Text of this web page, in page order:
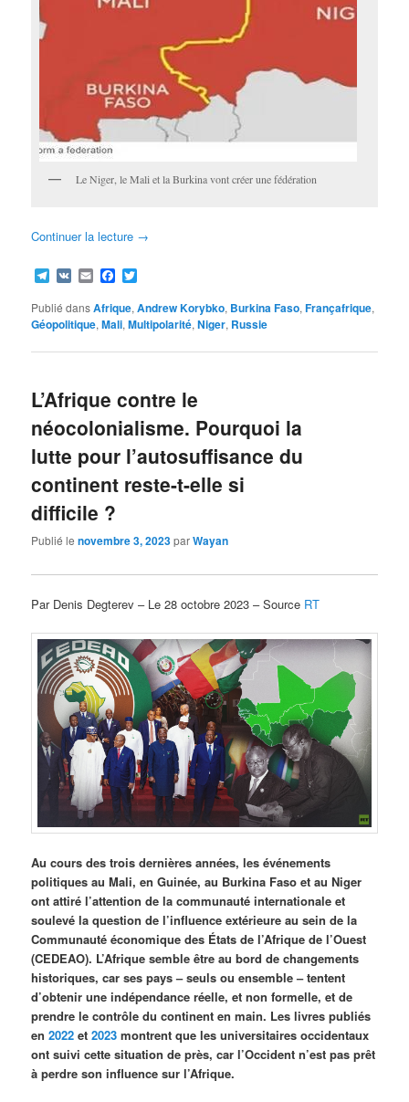
Le Niger, le Mali et la Burkina vont créer une fédération
Continuer la lecture →
Telegram
VK EmailFacebook
Publié dansAfrique,Andrew Korybko, Burkina Faso,Françafrique,
Géopolitique,Mali,Multipolarité,Niger, Russie
L’Afrique contre le
néocolonialisme. Pourquoi la
lutte pour l’autosuffisance du
continent reste-t-elle si
difficile ?
Publié lenovembre 3, 2023parWayan
Par Denis Degterev – Le 28 octobre 2023 – Source RT
Au cours des trois dernières années, les événements
politiques au Mali, en Guinée, au Burkina Faso et au Niger
ont attiré l’attention de la communauté internationale et
soulevé la question de l’influence extérieure au sein de la
Communauté économique des États de l’Afrique de l’Ouest
(CEDEAO). L’Afrique semble être au bord de changements
historiques, car ses pays – seuls ou ensemble – tentent
d’obtenir une indépendance réelle, et non formelle, et de
prendre le contrôle du continent en main. Les livres publiés
en2022 et2023 montrent que les universitaires occidentaux
ont suivi cette situation de près, car l’Occident n’est pas prêt
à perdre son influence sur l’Afrique.